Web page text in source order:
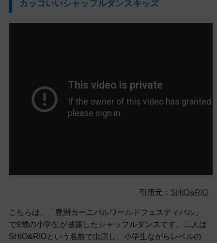
カッコいいシャッフルダンスキッズ
引用元： SHIO&RIO
こちらは、「豊洲カーニバルワールドフェスティバル」
で9歳の小学生が披露したシャッフルダンスです。二人は
SHIO&RIOという名前で出演し、小学生ながらレベルの